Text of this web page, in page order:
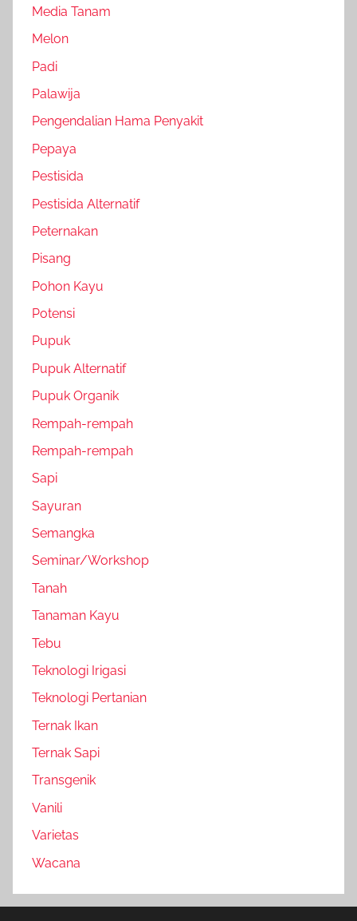
Media Tanam
Melon
Padi
Palawija
Pengendalian Hama Penyakit
Pepaya
Pestisida
Pestisida Alternatif
Peternakan
Pisang
Pohon Kayu
Potensi
Pupuk
Pupuk Alternatif
Pupuk Organik
Rempah-rempah
Rempah-rempah
Sapi
Sayuran
Semangka
Seminar/Workshop
Tanah
Tanaman Kayu
Tebu
Teknologi Irigasi
Teknologi Pertanian
Ternak Ikan
Ternak Sapi
Transgenik
Vanili
Varietas
Wacana